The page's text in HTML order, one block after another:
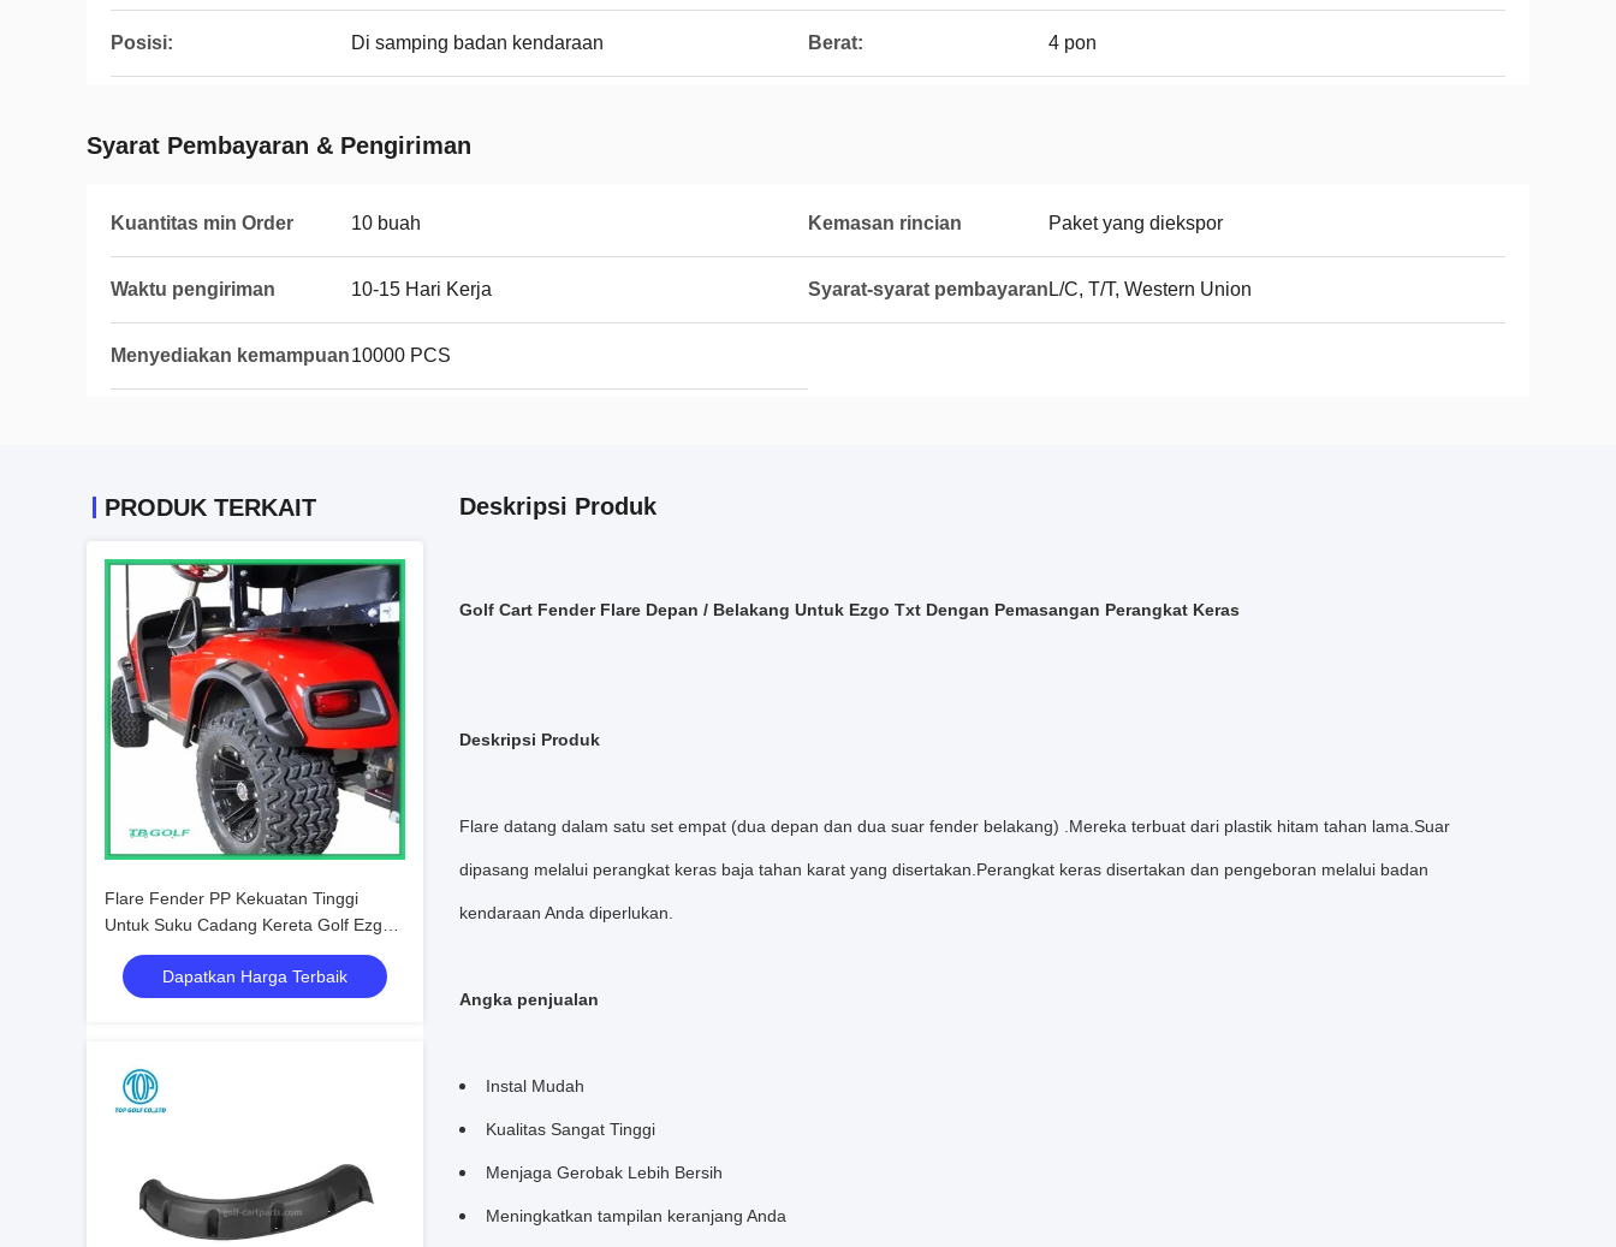
Posisi: Di samping badan kendaraan Berat: 4 pon
Syarat Pembayaran & Pengiriman
Kuantitas min Order 10 buah Kemasan rincian Paket yang diekspor
Waktu pengiriman 10-15 Hari Kerja Syarat-syarat pembayaran L/C, T/T, Western Union
Menyediakan kemampuan10000 PCS
PRODUK TERKAIT
Flare Fender PP Kekuatan Tinggi
Untuk Suku Cadang Kereta Golf Ezgo
CE Disetujui
Dapatkan Harga Terbaik
Deskripsi Produk
Golf Cart Fender Flare Depan / Belakang Untuk Ezgo Txt Dengan Pemasangan Perangkat Keras
Deskripsi Produk
Flare datang dalam satu set empat (dua depan dan dua suar fender belakang) .Mereka terbuat dari plastik hitam tahan lama.Suar
dipasang melalui perangkat keras baja tahan karat yang disertakan.Perangkat keras disertakan dan pengeboran melalui badan
kendaraan Anda diperlukan.
Angka penjualan
Instal Mudah
Kualitas Sangat Tinggi
Menjaga Gerobak Lebih Bersih
Meningkatkan tampilan keranjang Anda